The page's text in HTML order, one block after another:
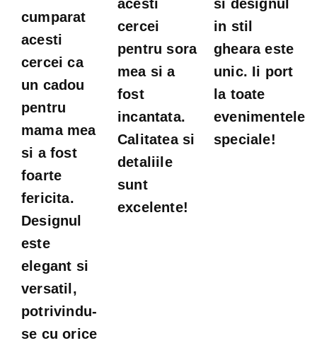
5
cumparat
acesti
cercei ca
un cadou
pentru
mama mea
si a fost
foarte
fericita.
Designul
este
elegant si
versatil,
potrivindu-
se cu orice
acesti
cercei
pentru sora
mea si a
fost
incantata.
Calitatea si
detaliile
sunt
excelente!
din
si designul
in stil
gheara este
unic. Ii port
la toate
evenimentele
speciale!